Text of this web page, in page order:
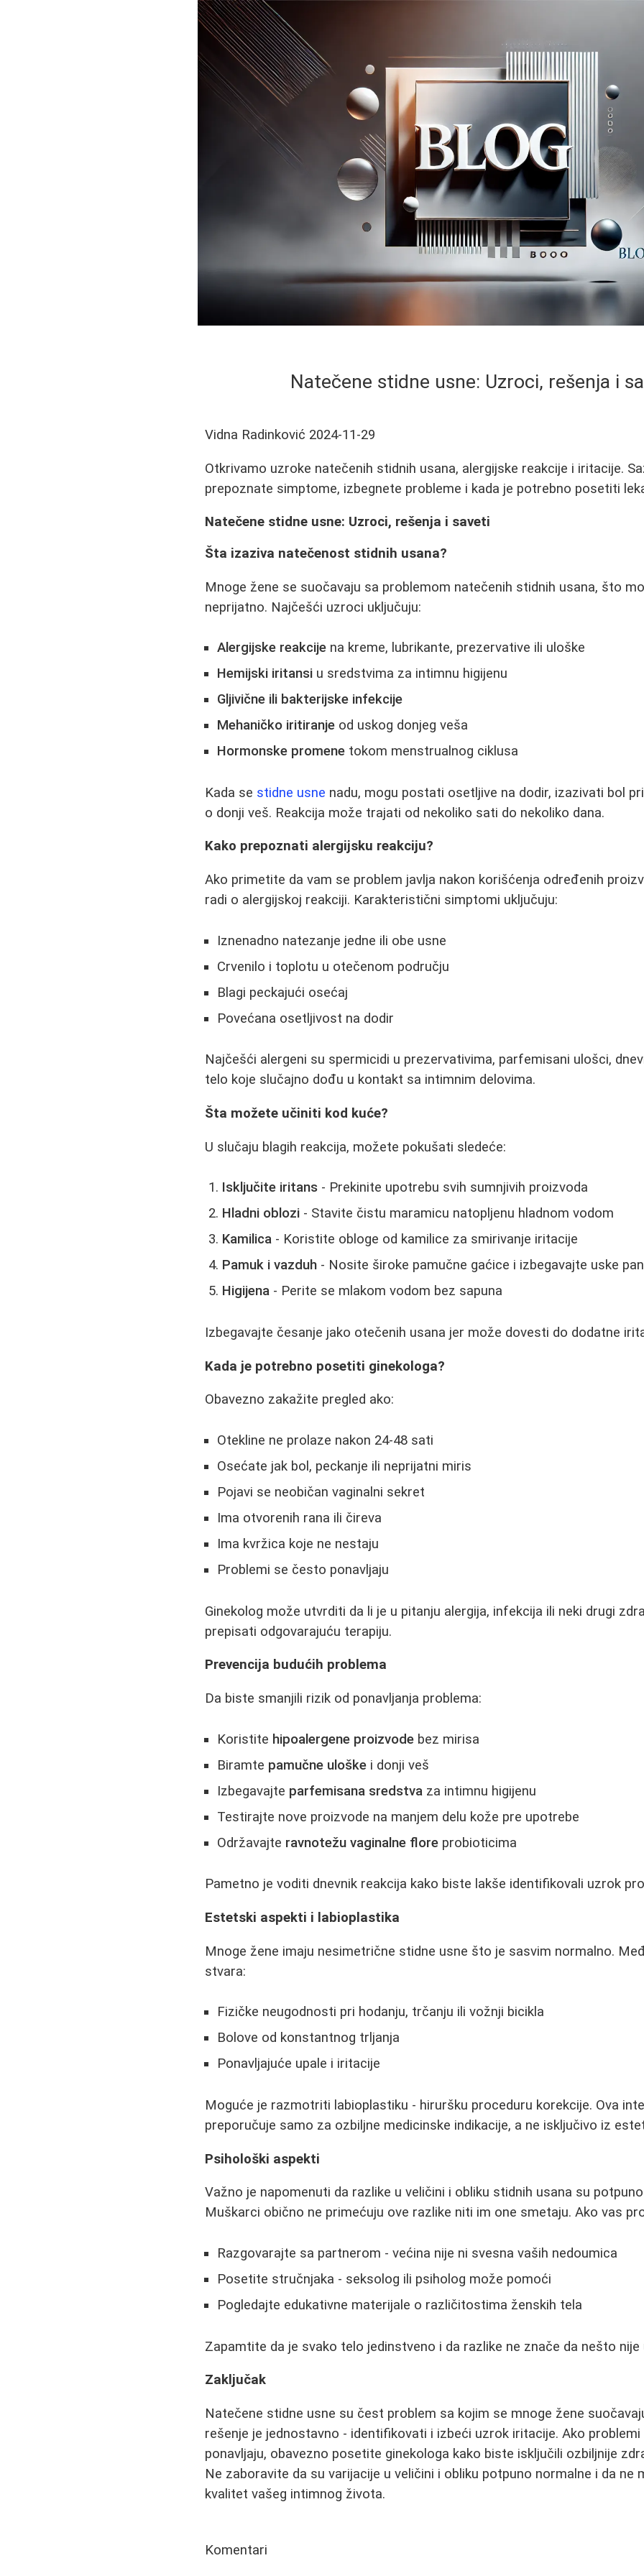
Natečene stidne usne: Uzroci, rešenja i
Vidna Radinković 2024-11-29
Otkrivamo uzroke natečenih stidnih usana, alergijske reakcije i iritacije.
prepoznate simptome, izbegnete probleme i kada je potrebno posetiti
Natečene stidne usne: Uzroci, rešenja i saveti
Šta izaziva natečenost stidnih usana?
Mnoge žene se suočavaju sa problemom natečenih stidnih usana, što
neprijatno. Najčešći uzroci uključuju:
Alergijske reakcije na kreme, lubrikante, prezervative ili uloške
Hemijski iritansi u sredstvima za intimnu higijenu
Gljivične ili bakterijske infekcije
Mehaničko iritiranje od uskog donjeg veša
Hormonske promene tokom menstrualnog ciklusa
Kada se stidne usne nadu, mogu postati osetljive na dodir, izazivati bol
o donji veš. Reakcija može trajati od nekoliko sati do nekoliko dana.
Kako prepoznati alergijsku reakciju?
Ako primetite da vam se problem javlja nakon korišćenja određenih
radi o alergijskoj reakciji. Karakteristični simptomi uključuju:
Iznenadno natezanje jedne ili obe usne
Crvenilo i toplotu u otečenom području
Blagi peckajući osećaj
Povećana osetljivost na dodir
Najčešći alergeni su spermicidi u prezervativima, parfemisani ulošci,
telo koje slučajno dođu u kontakt sa intimnim delovima.
Šta možete učiniti kod kuće?
U slučaju blagih reakcija, možete pokušati sledeće:
Isključite iritans - Prekinite upotrebu svih sumnjivih proizvoda
Hladni oblozi - Stavite čistu maramicu natopljenu hladnom vodom
Kamilica - Koristite obloge od kamilice za smirivanje iritacije
Pamuk i vazduh - Nosite široke pamučne gaćice i izbegavajte uske
Higijena - Perite se mlakom vodom bez sapuna
Izbegavajte česanje jako otečenih usana jer može dovesti do dodatne
Kada je potrebno posetiti ginekologa?
Obavezno zakažite pregled ako:
Otekline ne prolaze nakon 24-48 sati
Osećate jak bol, peckanje ili neprijatni miris
Pojavi se neobičan vaginalni sekret
Ima otvorenih rana ili čireva
Ima kvržica koje ne nestaju
Problemi se često ponavljaju
Ginekolog može utvrditi da li je u pitanju alergija, infekcija ili neki drugi
prepisati odgovarajuću terapiju.
Prevencija budućih problema
Da biste smanjili rizik od ponavljanja problema:
Koristite hipoalergene proizvode bez mirisa
Biramte pamučne uloške i donji veš
Izbegavajte parfemisana sredstva za intimnu higijenu
Testirajte nove proizvode na manjem delu kože pre upotrebe
Održavajte ravnotežu vaginalne flore probioticima
Pametno je voditi dnevnik reakcija kako biste lakše identifikovali uzrok
Estetski aspekti i labioplastika
Mnoge žene imaju nesimetrične stidne usne što je sasvim normalno.
stvara:
Fizičke neugodnosti pri hodanju, trčanju ili vožnji bicikla
Bolove od konstantnog trljanja
Ponavljajuće upale i iritacije
Moguće je razmotriti labioplastiku - hiruršku proceduru korekcije. Ova
preporučuje samo za ozbiljne medicinske indikacije, a ne isključivo iz
Psihološki aspekti
Važno je napomenuti da razlike u veličini i obliku stidnih usana su
Muškarci obično ne primećuju ove razlike niti im one smetaju. Ako vas
Razgovarajte sa partnerom - većina nije ni svesna vaših nedoumica
Posetite stručnjaka - seksolog ili psiholog može pomoći
Pogledajte edukativne materijale o različitostima ženskih tela
Zapamtite da je svako telo jedinstveno i da razlike ne znače da nešto nije
Zaključak
Natečene stidne usne su čest problem sa kojim se mnoge žene
rešenje je jednostavno - identifikovati i izbeći uzrok iritacije. Ako
ponavljaju, obavezno posetite ginekologa kako biste isključili ozbiljnije
Ne zaboravite da su varijacije u veličini i obliku potpuno normalne i da ne
kvalitet vašeg intimnog života.
Komentari